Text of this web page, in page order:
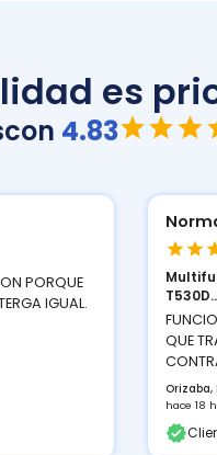
es
con 4.83
PORQUE
IGUAL.
QUE
Orizaba,
hace 18